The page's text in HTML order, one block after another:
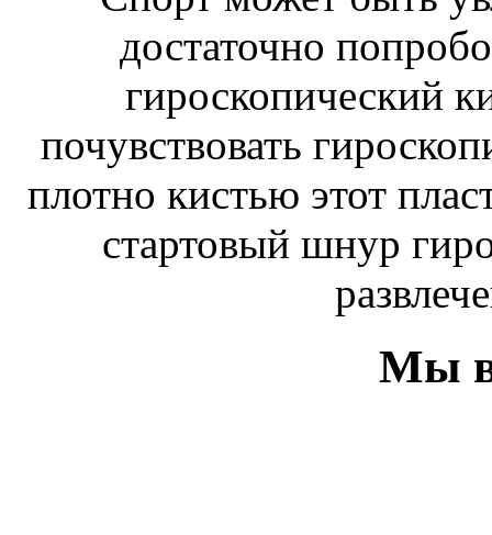
достаточно
гироскопический
почувствовать
плотно кистью этот
стартовый шнур
Мы в